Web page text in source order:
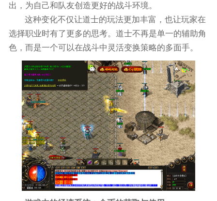
出，为自己和队友创造更好的战斗环境。
这种变化不仅让道士的玩法更加丰富，也让玩家在
选择职业时有了更多的思考。道士不再是单一的辅助角
色，而是一个可以在战斗中灵活变换策略的多面手。